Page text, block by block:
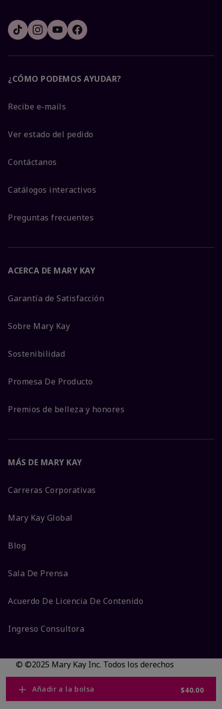
Añadir a la bolsa $40.00
¿CÓMO PODEMOS AYUDAR?
Recibe e-mails
Ver estado del pedido
Contáctanos
Catálogos interactivos
Preguntas frecuentes
ACERCA DE MARY KAY
Garantía de Satisfacción
Sobre Mary Kay
Sostenibilidad
Promesa De Producto
Premios de belleza y honores
MÁS DE MARY KAY
Carreras Corporativas
Mary Kay Global
Blog
Sala De Prensa
Acuerdo De Licencia De Contenido
Ingreso Consultora
© ©2025 Mary Kay Inc. Todos los derechos
reservados.
No vender/Preferencias de cookies